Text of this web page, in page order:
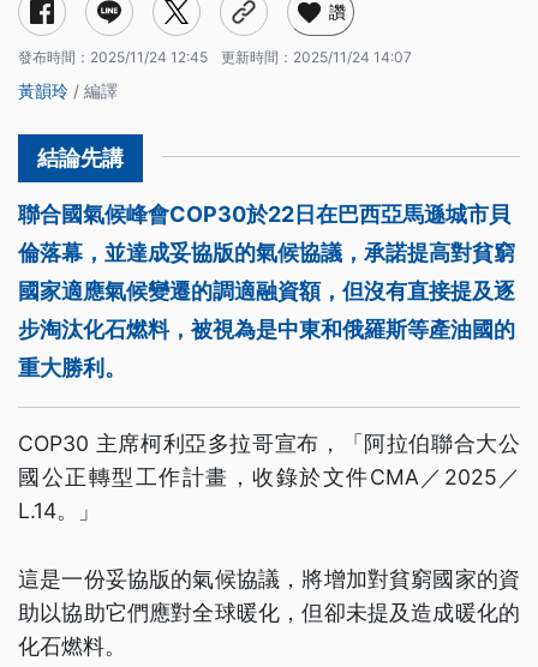
讚
發布時間： 2025/11/24 12:45 更新時間： 2025/11/24 14:07
黃韻玲 / 編譯
聯合國氣候峰會COP30於22日在巴西亞馬遜城市貝
倫落幕，並達成妥協版的氣候協議，承諾提高對貧窮
國家適應氣候變遷的調適融資額，但沒有直接提及逐
步淘汰化石燃料，被視為是中東和俄羅斯等產油國的
重大勝利。
COP30 主席柯利亞多拉哥宣布，「阿拉伯聯合大公
國公正轉型工作計畫，收錄於文件CMA／2025／
L.14。」
這是一份妥協版的氣候協議，將增加對貧窮國家的資
助以協助它們應對全球暖化，但卻未提及造成暖化的
化石燃料。